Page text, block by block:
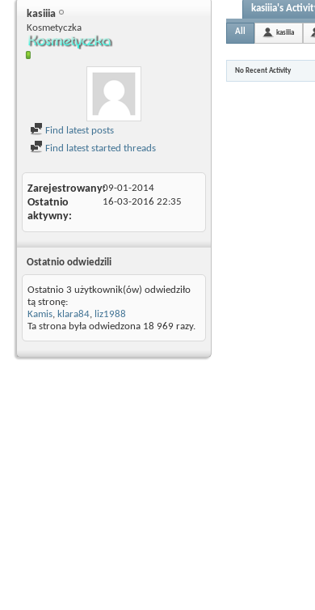
kasiiia
Kosmetyczka
Find latest posts
Find latest started threads
Zarejestrowany09-01-2014
Ostatnio
aktywny
16-03-2016 22:35
Ostatnio odwiedzili
Ostatnio 3 użytkownik(ów) odwiedziło
tą stronę:
Kamis, klara84, liz1988
Ta strona była odwiedzona 18 969 razy.
kasiiia's
All kasiiia
No Recent Activity